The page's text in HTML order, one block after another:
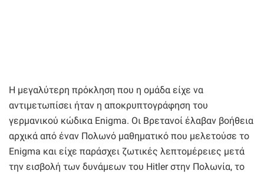
Η μεγαλύτερη πρόκληση που η ομάδα είχε να
αντιμετωπίσει ήταν η αποκρυπτογράφηση του
γερμανικού κώδικα Enigma. Οι Βρετανοί έλαβαν βοήθεια
αρχικά από έναν Πολωνό μαθηματικό που μελετούσε το
Enigma και είχε παράσχει ζωτικές λεπτομέρειες μετά
την εισβολή των δυνάμεων του Hitler στην Πολωνία, το